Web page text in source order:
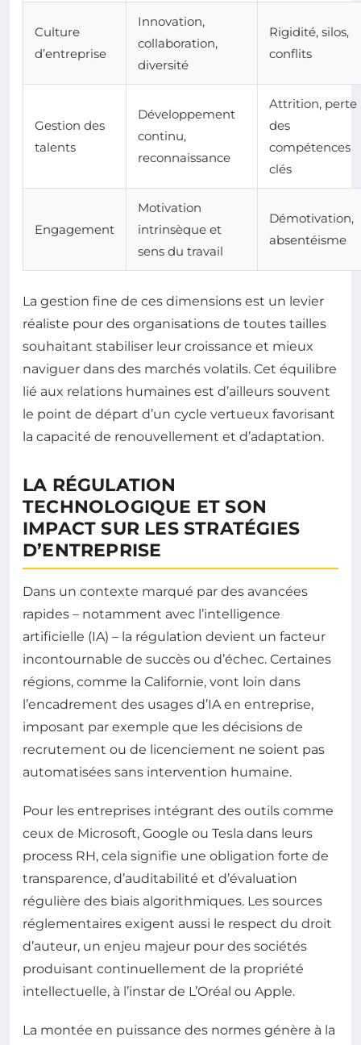
Culture
d’entreprise
Innovation,
collaboration,
diversité
Rigidité, silos,
conflits
Gestion des
talents
Développement
continu,
reconnaissance
Attrition, perte
des
compétences
clés
Engagement
Motivation
intrinsèque et
sens du travail
Démotivation,
absentéisme
La gestion fine de ces dimensions est un levier
réaliste pour des organisations de toutes tailles
souhaitant stabiliser leur croissance et mieux
naviguer dans des marchés volatils. Cet équilibre
lié aux relations humaines est d’ailleurs souvent
le point de départ d’un cycle vertueux favorisant
la capacité de renouvellement et d’adaptation.
LA RÉGULATION
TECHNOLOGIQUE ET SON
IMPACT SUR LES STRATÉGIES
D’ENTREPRISE
Dans un contexte marqué par des avancées
rapides – notamment avec l’intelligence
artificielle (IA) – la régulation devient un facteur
incontournable de succès ou d’échec. Certaines
régions, comme la Californie, vont loin dans
l’encadrement des usages d’IA en entreprise,
imposant par exemple que les décisions de
recrutement ou de licenciement ne soient pas
automatisées sans intervention humaine.
Pour les entreprises intégrant des outils comme
ceux de Microsoft, Google ou Tesla dans leurs
process RH, cela signifie une obligation forte de
transparence, d’auditabilité et d’évaluation
régulière des biais algorithmiques. Les sources
réglementaires exigent aussi le respect du droit
d’auteur, un enjeu majeur pour des sociétés
produisant continuellement de la propriété
intellectuelle, à l’instar de L’Oréal ou Apple.
La montée en puissance des normes génère à la